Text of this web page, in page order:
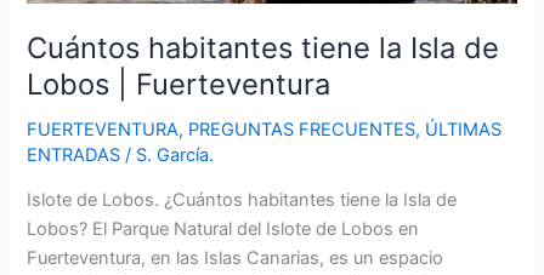
Cuántos habitantes tiene la Isla de
Lobos | Fuerteventura
FUERTEVENTURA, PREGUNTAS FRECUENTES, ÚLTIMAS
ENTRADAS / S. García.
Islote de Lobos. ¿Cuántos habitantes tiene la Isla de
Lobos? El Parque Natural del Islote de Lobos en
Fuerteventura, en las Islas Canarias, es un espacio